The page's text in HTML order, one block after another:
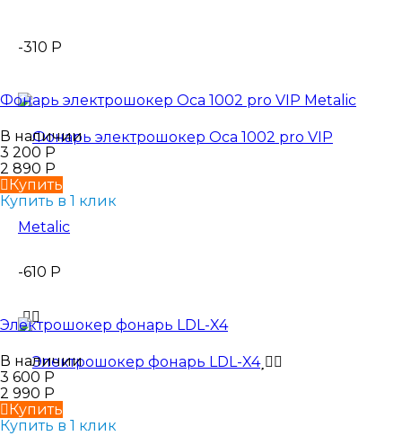
-310 Р
Фонарь электрошокер Оса 1002 pro VIP Metalic
В наличии
3 200 Р
2 890 Р
Купить
Купить в 1 клик
-610 Р
Электрошокер фонарь LDL-X4
В наличии
3 600 Р
2 990 Р
Купить
Купить в 1 клик